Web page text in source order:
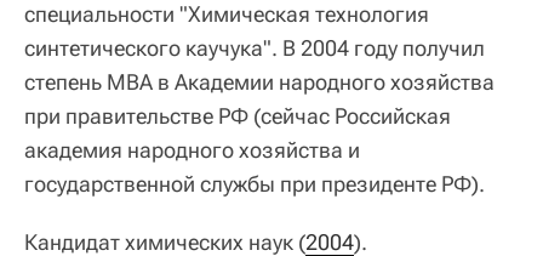
специальности "Химическая технология
синтетического каучука". В 2004 году получил
степень MBA в Академии народного хозяйства
при правительстве РФ (сейчас Российская
академия народного хозяйства и
государственной службы при президенте РФ).
Кандидат химических наук (2004).